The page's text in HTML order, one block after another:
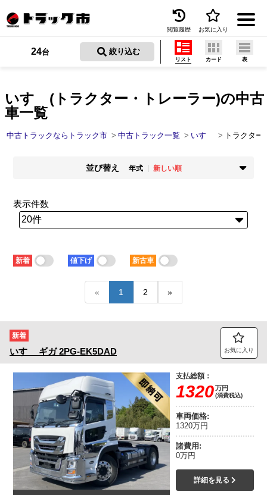
トラック買取
お問い合わせ
トラック市FC会員専用ページはこちら
ログイン
閲覧履歴 お気に入り
いすゞ(トラクター・トレーラー)の中古
車一覧
24台 絞り込む
リスト カード 表
中古トラックならトラック市 中古トラック一覧 いすゞ トラクタ
並び替え 年式
新しい順
新着順
走行距離
少ない順
多い順
価格
安い順
高い順
少ない順
多い順
短い順
表示件数
新着 値下げ 新古車
« 1 2 »
新着
いすゞ ギガ 2PG-EK5DAD お気に入り
支払総額：
1320万円
(消費税込)
車両価格:
1320万円
諸費用:
0万円
詳細を見る